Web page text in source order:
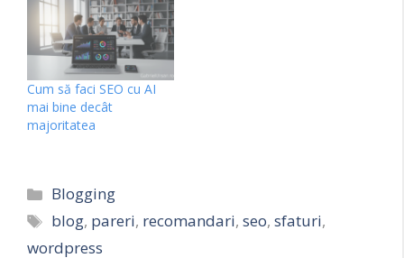
Cum să faci SEO cu AI
mai bine decât
majoritatea
Categorii
Blogging
Etichete
blog, pareri, recomandari,seo,sfaturi,
wordpress